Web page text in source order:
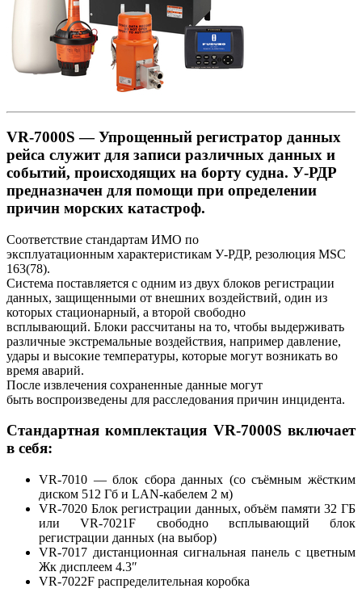
VR-7000S — Упрощенный регистратор данных
рейса служит для записи различных данных и
событий, происходящих на борту судна. У-РДР
предназначен для помощи при определении
причин морских катастроф.
Соответствие стандартам ИМО по
эксплуатационным характеристикам У-РДР, резолюция MSC
163(78).
Система поставляется с одним из двух блоков регистрации
данных, защищенными от внешних воздействий, один из
которых стационарный, а второй свободно
всплывающий. Блоки рассчитаны на то, чтобы выдерживать
различные экстремальные воздействия, например давление,
удары и высокие температуры, которые могут возникать во
время аварий.
После извлечения сохраненные данные могут
быть воспроизведены для расследования причин инцидента.
Стандартная комплектация VR-7000S включает
в себя:
VR-7010 — блок сбора данных (со съёмным жёстким
диском 512 Гб и LAN-кабелем 2 м)
VR-7020 Блок регистрации данных, объём памяти 32 ГБ
или VR-7021F cвободно всплывающий блок
регистрации данных (на выбор)
VR-7017 дистанционная сигнальная панель с цветным
Жк дисплеем 4.3″
VR-7022F распределительная коробка